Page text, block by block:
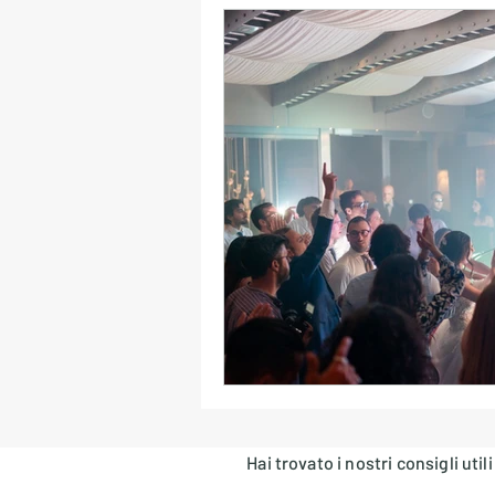
Errori Playlist Matrimonio
Collaborazione Sposi-DJ
Logistica Audio & Transizioni
Luci & Atmosfera
Location e Stile Musicale
Formazioni Live & DJ Set
Hai trovato i nostri consigli